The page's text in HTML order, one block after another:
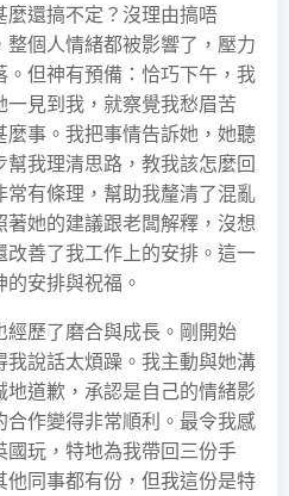
還搞不定？沒理由搞唔
個人情緒都被影響了，壓力
但神有預備：恰巧下午，我
見到我，就察覺我愁眉苦
事。我把事情告訴她，她聽
我理清思路，教我該怎麼回
有條理，幫助我釐清了混亂
她的建議跟老闆解釋，沒想
善了我工作上的安排。這一
安排與祝福。
歷了磨合與成長。剛開始
說話太煩躁。我主動與她溝
道歉，承認是自己的情緒影
作變得非常順利。最令我感
玩，特地為我帶回三份手
同事都有份，但我這份是特